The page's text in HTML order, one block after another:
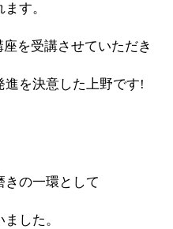
す。
を受講させていただき
進を決意した上野です!
の一環として
した。